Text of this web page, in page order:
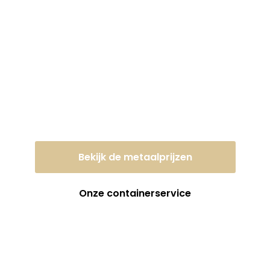
Bekijk de metaalprijzen
Onze containerservice